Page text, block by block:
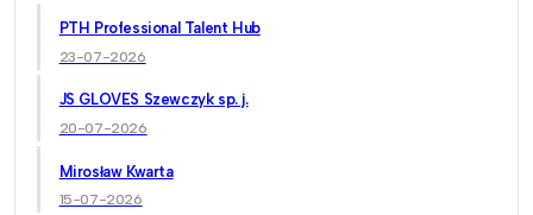
PTH Professional Talent Hub
23-07-2026
JS GLOVES Szewczyk sp. j.
20-07-2026
Mirosław Kwarta
15-07-2026